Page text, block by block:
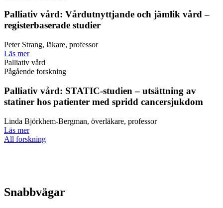
Palliativ vård: Vårdutnyttjande och jämlik vård –
registerbaserade studier
Peter Strang, läkare, professor
Läs mer
Palliativ vård
Pågående forskning
Palliativ vård: STATIC-studien – utsättning av
statiner hos patienter med spridd cancersjukdom
Linda Björkhem-Bergman, överläkare, professor
Läs mer
All forskning
Snabbvägar